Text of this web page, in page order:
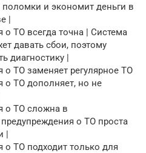
поломки и экономит деньги в
|
о ТО всегда точна | Система
давать сбои, поэтому
диагностику |
о ТО заменяет регулярное ТО
о ТО дополняет, но не
о ТО сложна в
о ТО проста
|
о ТО подходит только для